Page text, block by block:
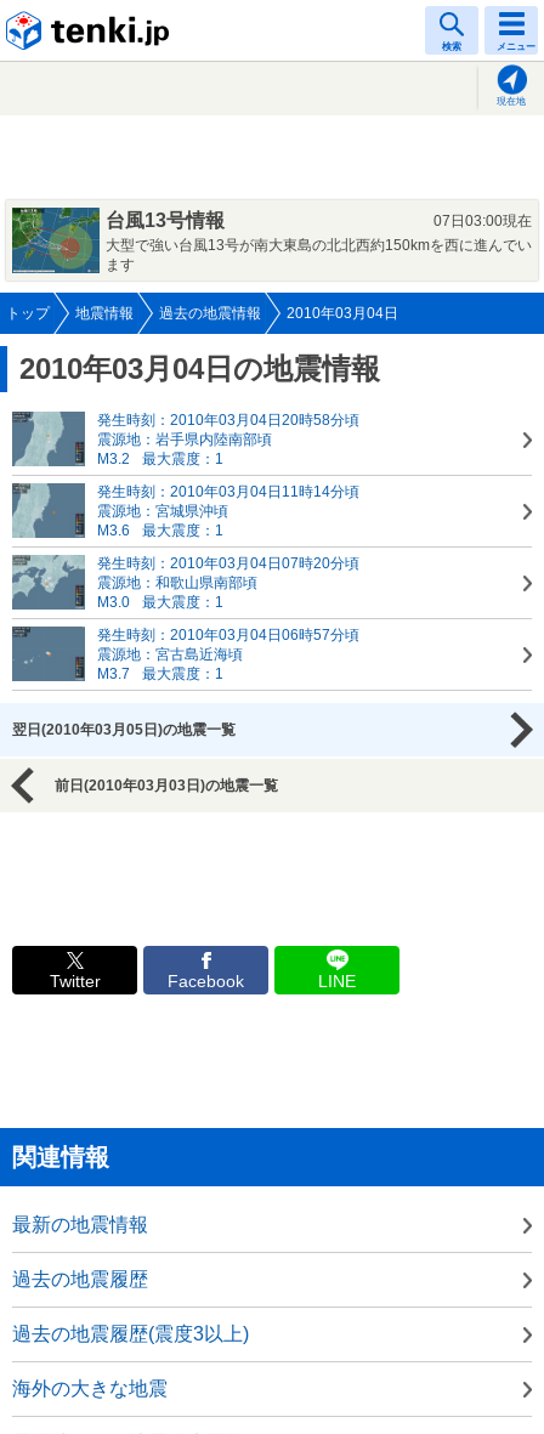
検索 メニュー
現在地
台風13号情報
07日03:00現在
大型で強い台風13号が南大東島の北北西約150kmを西に進んでい
ます
トップ 地震情報 過去の地震情報 2010年03月04日
2010年03月04日の地震情報
発生時刻：2010年03月04日20時58分頃
震源地：岩手県内陸南部頃
M3.2
最大震度：1
発生時刻：2010年03月04日11時14分頃
震源地：宮城県沖頃
M3.6
最大震度：1
発生時刻：2010年03月04日07時20分頃
震源地：和歌山県南部頃
M3.0
最大震度：1
発生時刻：2010年03月04日06時57分頃
震源地：宮古島近海頃
M3.7
最大震度：1
翌日(2010年03月05日)の地震一覧
前日(2010年03月03日)の地震一覧
Twitter Facebook LINE
関連情報
最新の地震情報
過去の地震履歴
過去の地震履歴(震度3以上)
海外の大きな地震